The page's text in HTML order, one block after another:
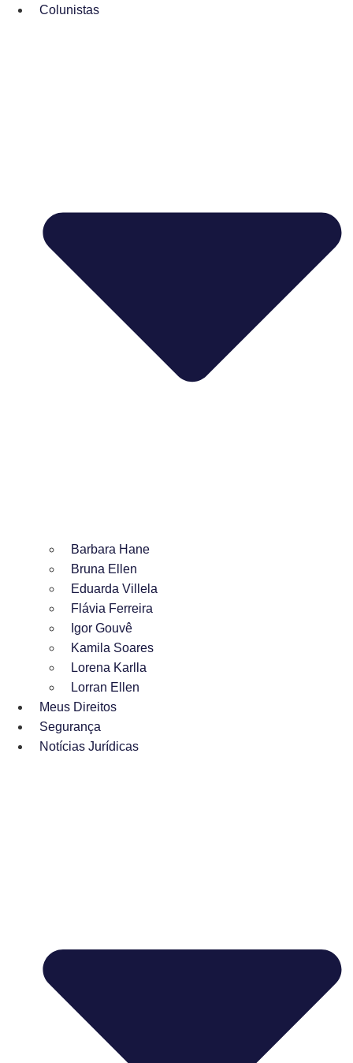
Colunistas
Barbara Hane
Bruna Ellen
Eduarda Villela
Flávia Ferreira
Igor Gouvê
Kamila Soares
Lorena Karlla
Lorran Ellen
Meus Direitos
Segurança
Notícias Jurídicas